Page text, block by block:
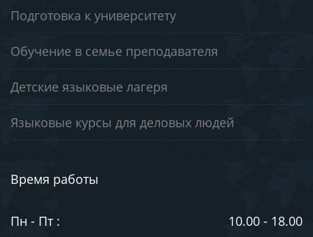
Подготовка к университету
Обучение в семье преподавателя
Детские языковые лагеря
Языковые курсы для деловых людей
Время работы
Пн - Пт : 10.00 - 18.00